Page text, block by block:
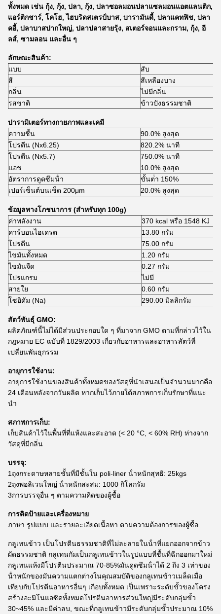
ทั้งหมด เช่น กุ้ง, กุ้ง, ปลา, กุ้ง, ปลาซอลมอนปลาแซลมอนแอตแลนติก,
แอร์ติกชาร์, โคโฮ, ไฮบริดสเตรป์บาส, บารามันดี้, ปลาแคทฟิช, ปลา
คอี้, ปลาบาสปากใหญ่, ปลาปลาสายรุ้ง, สเตอร์จอนและกราม, กุ้ง, อี
ลส์, ซามลอน และอื่น ๆ
ลักษณะสินค้า:
แบบ
สับ
สี
สีเหลืองบาง
กลิ่น
ไม่มีกลิ่น
รสชาติ
ข้าวปังธรรมชาติ
ปารามิเตอร์ทางกายภาพและเคมี
ความชื้น
90.0% สูงสุด
โปรตีน (Nx6.25)
820.2% นาที
โปรตีน (Nx5.7)
750.0% นาที
แอช
10.0% สูงสุด
อัตราการดูดซึมน้ํา
ขั้นต่ํา 150%
เปอร์เซ็นต์บนเช็ด 200μm
20.0% สูงสุด
ข้อมูลทางโภชนาการ (สําหรับทุก 100g)
ค่าพลังงาน
370 kcal หรือ 1548 KJ
คาร์บอนไฮเดรต
13.80 กรัม
โปรตีน
75.00 กรัม
ไขมันทั้งหมด
1.20 กรัม
ไขมันจืด
0.27 กรัม
โปรแกรม
ไม่มี
สายใย
0.60 กรัม
โซอิดัม (Na)
290.00 มิลลิกรัม
สัตว์พันธุ์ GMO:
ผลิตภัณฑ์นี้ไม่ได้มีส่วนประกอบใด ๆ ที่มาจาก GMO ตามที่กล่าวไว้ใน
กฎหมาย EC ฉบับที่ 1829/2003 เกี่ยวกับอาหารและอาหารสัตว์ที่
เปลี่ยนพันธุกรรม
อายุการใช้งาน:
อายุการใช้งานของสินค้าทั้งหมดของวัสดุที่นําเสนอเป็นจํานวนมากคือ
24 เดือนหลังจากวันผลิต หากเก็บไว้ภายใต้สภาพการเก็บรักษาที่แนะ
นํา
สภาพการเก็บ:
เก็บสินค้าไว้ในพื้นที่ที่แห้งและสะอาด (< 20 °C, < 60% RH) ห่างจาก
วัสดุที่มีกลิ่น
บรรจุ:
1ถุงกระดาษหลายชั้นที่มีชั้นใน poli-liner น้ําหนักสุทธิ: 25kgs
2ถุงพอลิเวนใหญ่ น้ําหนักสะสม: 1000 กิโลกรัม
3การบรรจุอื่น ๆ ตามความคิดของผู้ซื้อ
การติดป้ายและเครื่องหมาย
ภาษา รูปแบบ และรายละเอียดเนื้อหา ตามความต้องการของผู้ซื้อ
กลูเทนข้าว เป็นโปรตีนธรรมชาติที่ไม่ละลายในน้ําที่แยกออกจากข้าว
ผัดธรรมชาติ กลูเทนกัมเป็นกลูเทนข้าวในรูปแบบที่ชื้นที่ฉีกออกมาใหม่
กลูเทนแห้งมีโปรตีนประมาณ 70-85%มันดูดซึมน้ําได้ 2 ถึง 3 เท่าของ
น้ําหนักของมันความแตกต่างในคุณสมบัติของกลูเทนข้าวเมล็ดเมื่อ
เทียบกับโปรตีนอาหารอื่นๆ เกือบทั้งหมด เป็นเพราะระดับขั้วของโครง
สร้างอะมิโนแอซิดทั้งหมดโปรตีนอาหารส่วนใหญ่มีระดับกลุ่มขั้ว
30~45% และมีค่าลบ, ขณะที่กลูเทนข้าวมีระดับกลุ่มขั้วประมาณ 10%